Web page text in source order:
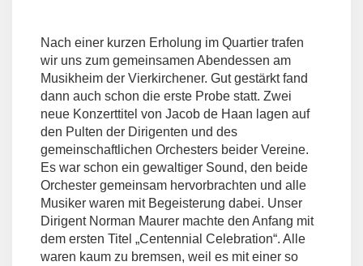
Nach einer kurzen Erholung im Quartier trafen
wir uns zum gemeinsamen Abendessen am
Musikheim der Vierkirchener. Gut gestärkt fand
dann auch schon die erste Probe statt. Zwei
neue Konzerttitel von Jacob de Haan lagen auf
den Pulten der Dirigenten und des
gemeinschaftlichen Orchesters beider Vereine.
Es war schon ein gewaltiger Sound, den beide
Orchester gemeinsam hervorbrachten und alle
Musiker waren mit Begeisterung dabei. Unser
Dirigent Norman Maurer machte den Anfang mit
dem ersten Titel „Centennial Celebration“. Alle
waren kaum zu bremsen, weil es mit einer so